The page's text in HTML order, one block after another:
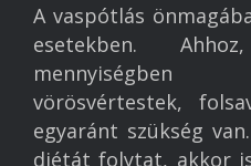
A vaspótlás
esetekben.
vörösvértestek,
egyaránt szükség
diétát folytat, akkor